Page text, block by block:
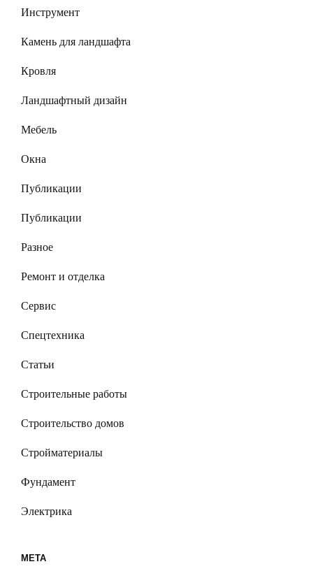
Инструмент
Камень для ландшафта
Кровля
Ландшафтный дизайн
Мебель
Окна
Публикации
Публикации
Разное
Ремонт и отделка
Сервис
Спецтехника
Статьи
Строительные работы
Строительство домов
Стройматериалы
Фундамент
Электрика
МЕТА